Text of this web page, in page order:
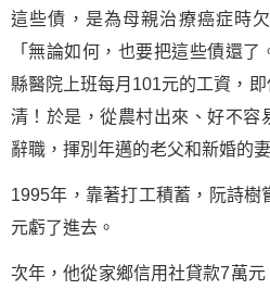
這些債，是為母親治療癌症時
「無論如何，也要把這些債還
縣醫院上班每月101元的工資，
清！於是，從農村出來、好不容
辭職，揮別年邁的老父和新婚的
1995年，靠著打工積蓄，阮詩樹
元虧了進去。
次年，他從家鄉信用社貸款7萬